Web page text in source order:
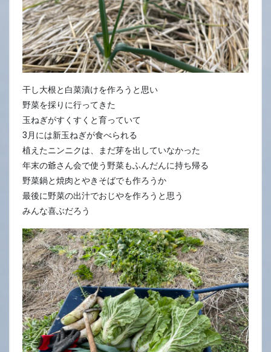
干し大根と白菜漬けを作ろうと思い
野菜を採りに行ってきた
玉ねぎがすくすくと育っていて
3月には新玉ねぎが食べられる
植えたニンニクは、まだ芽を出していなかった
年末の爺さん会で使う野菜もふんだんに持ち帰る
野菜鍋と焼肉とやきそばでも作ろうか
最後に野菜の出汁でおじやを作ろうと思う
みんな喜ぶだろう